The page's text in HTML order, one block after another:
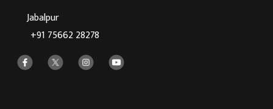
Jabalpur
+91 75662 28278